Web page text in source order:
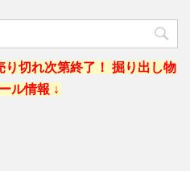
切れ次第終了！ 掘り出し物
ル情報 ↓